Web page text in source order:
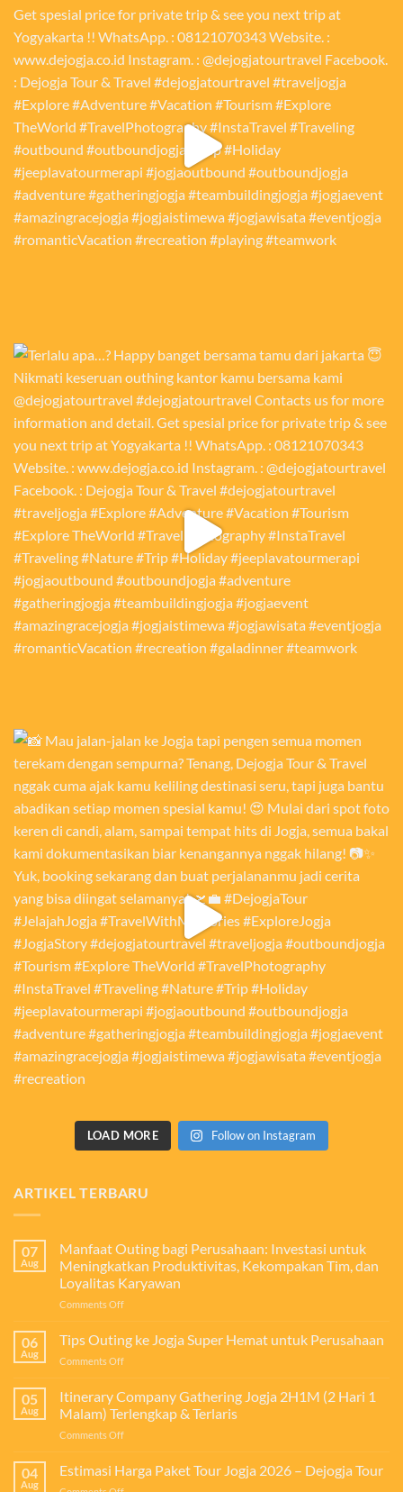
LOAD MORE Follow on Instagram
ARTIKEL TERBARU
07
Aug
Manfaat Outing bagi Perusahaan: Investasi untuk
Meningkatkan Produktivitas, Kekompakan Tim, dan
Loyalitas Karyawan
Comments Offon
Outing
bagi
Perusahaan:
untuk
Meningkatkan
Produktivitas,
dan
Loyalitas
06
Aug
Tips Outing ke Jogja Super Hemat untuk Perusahaan
Comments Offon
Outing
ke
Jogja
Super
untuk
Perusahaan
05
Aug
Itinerary Company Gathering Jogja 2H1M (2 Hari 1
Malam) Terlengkap & Terlaris
Comments Offon
Company
Gathering
04
Aug
Estimasi Harga Paket Tour Jogja 2026 – Dejogja Tour